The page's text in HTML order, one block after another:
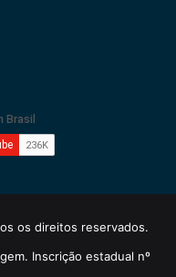
os direitos reservados.
Inscrição estadual nº